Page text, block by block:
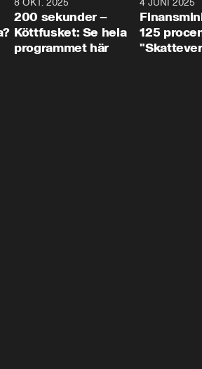
200 sekunder –
Köttfusket: Se hela
programmet här
125